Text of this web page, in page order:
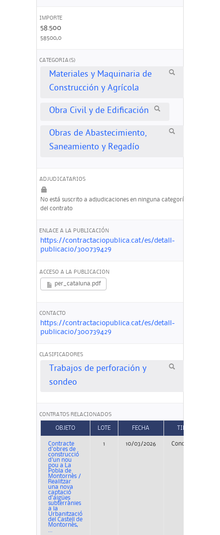
IMPORTE
58.500
58500,0
CATEGORIA(S)
Materiales y Maquinaria de
Construcción y Agrícola
Obra Civil y de Edificación
Obras de Abastecimiento,
Saneamiento y Regadío
ADJUDICATARIOS
No está suscrito a adjudicaciones en ninguna categoría
del contrato
ENLACE A LA PUBLICACIÓN
https://contractaciopublica.cat/es/detall-
publicacio/300739429
ACCESO A LA PUBLICACION
per_cataluna.pdf
CONTACTO
https://contractaciopublica.cat/es/detall-
publicacio/300739429
CLASIFICADORES
Trabajos de perforación y
sondeo
CONTRATOS RELACIONADOS
OBJETO LOTE FECHA
Contracte
d'obres de
construcció
d'un nou
pou a La
Pobla de
Montornès /
Realitzar
una nova
captació
d’aigües
subterrànies
a la
Urbanització
del Castell de
Montornès,
1 10/03/2026 Concurso